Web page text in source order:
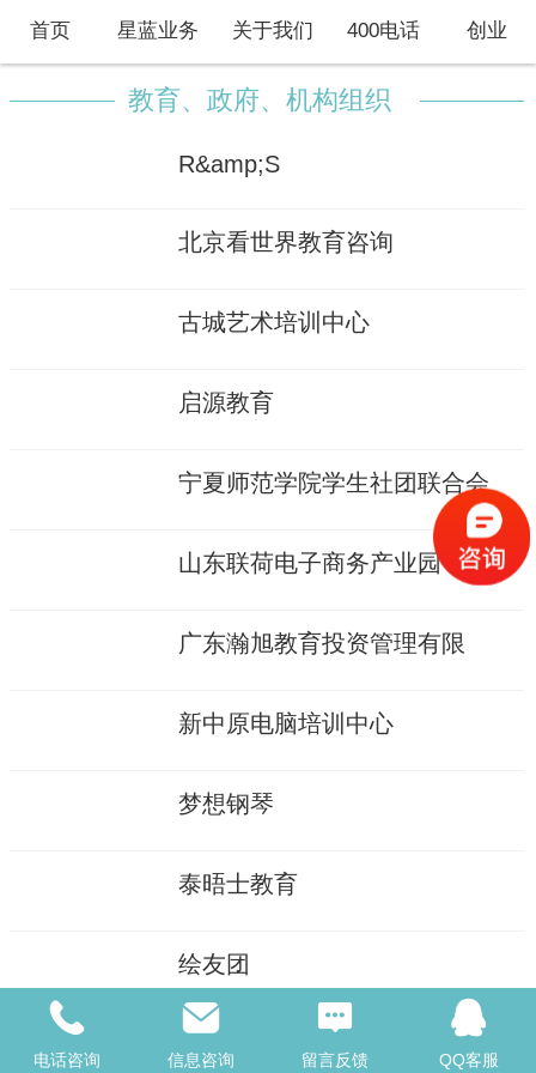
首页 星蓝业务 关于我们 400电话 创业
教育、政府、机构组织
R&amp;S
北京看世界教育咨询
古城艺术培训中心
启源教育
宁夏师范学院学生社团联合会
山东联荷电子商务产业园
广东瀚旭教育投资管理有限
新中原电脑培训中心
梦想钢琴
泰晤士教育
绘友团
英国圣马丁时装艺术传播学院
电话咨询 信息咨询 留言反馈 QQ客服